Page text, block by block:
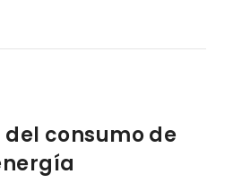
del consumo de